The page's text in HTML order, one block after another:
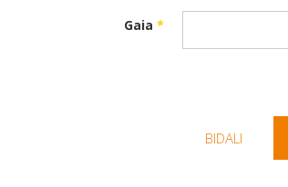
Gaia *
BIDALI